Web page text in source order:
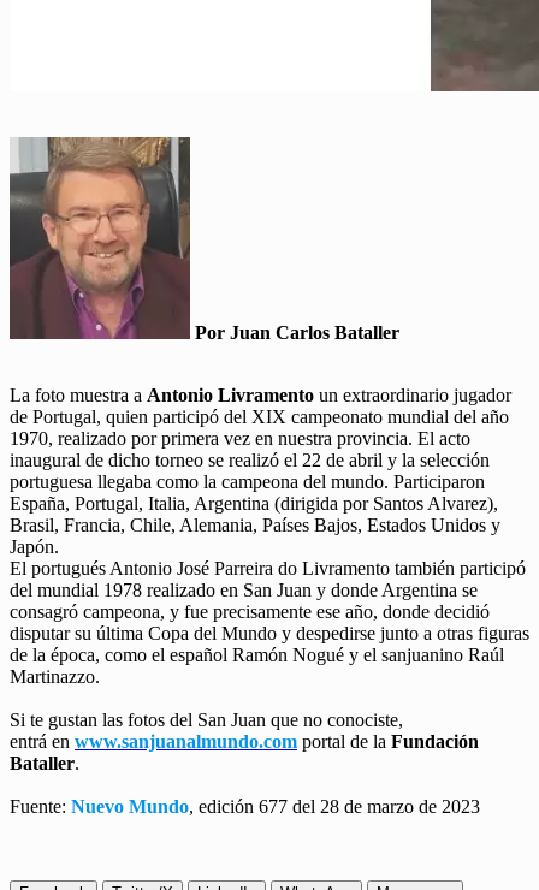
Por Juan Carlos Bataller
La foto muestra a Antonio Livramento un extraordinario jugador
de Portugal, quien participó del XIX campeonato mundial del año
1970, realizado por primera vez en nuestra provincia. El acto
inaugural de dicho torneo se realizó el 22 de abril y la selección
portuguesa llegaba como la campeona del mundo. Participaron
España, Portugal, Italia, Argentina (dirigida por Santos Alvarez),
Brasil, Francia, Chile, Alemania, Países Bajos, Estados Unidos y
Japón.
El portugués Antonio José Parreira do Livramento también participó
del mundial 1978 realizado en San Juan y donde Argentina se
consagró campeona, y fue precisamente ese año, donde decidió
disputar su última Copa del Mundo y despedirse junto a otras figuras
de la época, como el español Ramón Nogué y el sanjuanino Raúl
Martinazzo.
Si te gustan las fotos del San Juan que no conociste,
entrá en www.sanjuanalmundo.com portal de la Fundación
Bataller.
Fuente: Nuevo Mundo, edición 677 del 28 de marzo de 2023